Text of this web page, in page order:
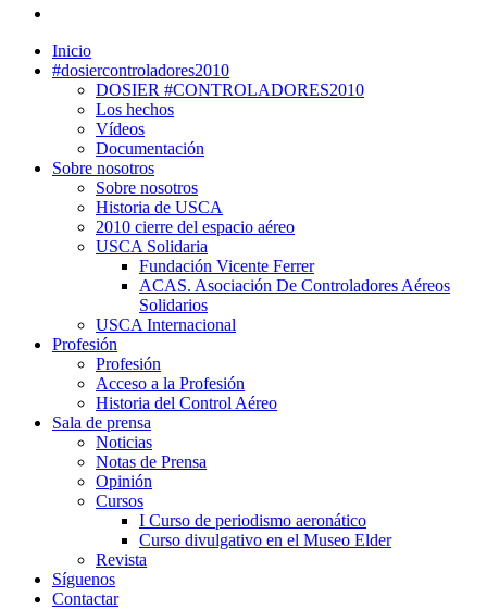
Inicio
#dosiercontroladores2010
DOSIER #CONTROLADORES2010
Los hechos
Vídeos
Documentación
Sobre nosotros
Sobre nosotros
Historia de USCA
2010 cierre del espacio aéreo
USCA Solidaria
Fundación Vicente Ferrer
ACAS. Asociación De Controladores Aéreos
Solidarios
USCA Internacional
Profesión
Profesión
Acceso a la Profesión
Historia del Control Aéreo
Sala de prensa
Noticias
Notas de Prensa
Opinión
Cursos
I Curso de periodismo aeronático
Curso divulgativo en el Museo Elder
Revista
Síguenos
Contactar